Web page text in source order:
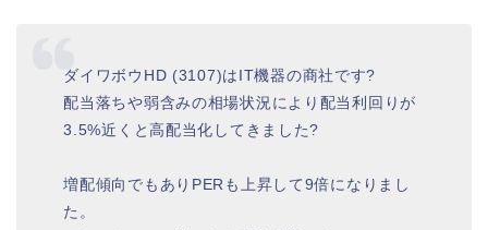
ダイワボウHD (3107)はIT機器の商社です?
配当落ちや弱含みの相場状況により配当利回りが
3.5%近くと高配当化してきました?
増配傾向でもありPERも上昇して9倍になりまし
た。